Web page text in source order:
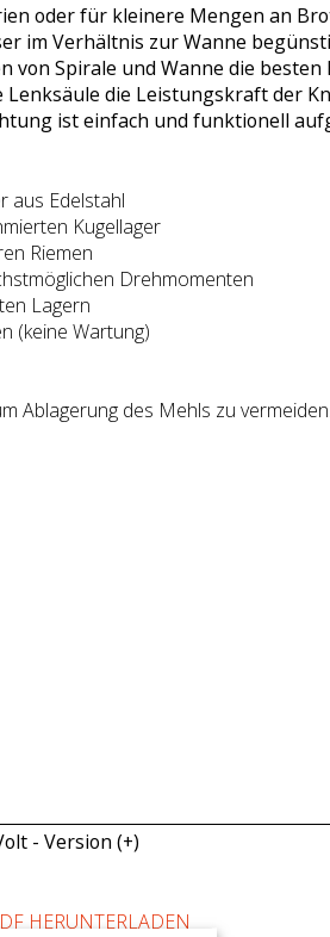
oder für kleinere Mengen an
im Verhältnis zur Wanne
von Spirale und Wanne die besten
die Leistungskraft der
ist einfach und funktionell
aus Edelstahl
Kugellager
Riemen
Drehmomenten
Lagern
(keine Wartung)
Ablagerung des Mehls zu vermeiden.
- Version (+)
HERUNTERLADEN